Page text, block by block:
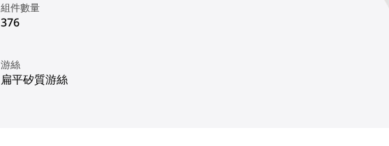
組件數量
376
游絲
扁平矽質游絲